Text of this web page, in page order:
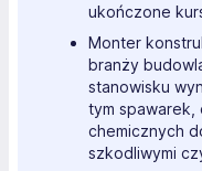
ukończone
Monter
branży
stanowisku
tym
chemicznych
szkodliwymi